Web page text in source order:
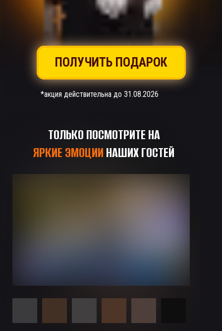
ПОЛУЧИТЬ ПОДАРОК
*акция действительна до 31.08.2026
ТОЛЬКО ПОСМОТРИТЕ НА
ЯРКИЕ ЭМОЦИИНАШИХ ГОСТЕЙ